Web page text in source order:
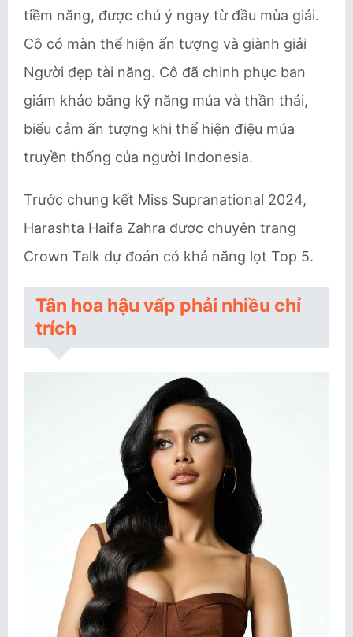
tiềm năng, được chú ý ngay từ đầu mùa giải.
Cô có màn thể hiện ấn tượng và giành giải
Người đẹp tài năng. Cô đã chinh phục ban
giám khảo bằng kỹ năng múa và thần thái,
biểu cảm ấn tượng khi thể hiện điệu múa
truyền thống của người Indonesia.
Trước chung kết Miss Supranational 2024,
Harashta Haifa Zahra được chuyên trang
Crown Talk dự đoán có khả năng lọt Top 5.
Tân hoa hậu vấp phải nhiều chỉ
trích